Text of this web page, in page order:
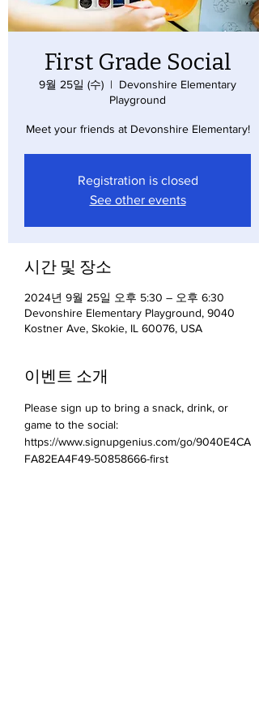
First Grade Social
9월 25일 (수)
  |
Devonshire Elementary
Playground
Meet your friends at Devonshire Elementary!
Registration is closed
See other events
시간 및 장소
2024년 9월 25일 오후 5:30 – 오후 6:30
Devonshire Elementary Playground, 9040
Kostner Ave, Skokie, IL 60076, USA
이벤트 소개
Please sign up to bring a snack, drink, or
game to the social:
https://www.signupgenius.com/go/9040E4CA
FA82EA4F49-50858666-first